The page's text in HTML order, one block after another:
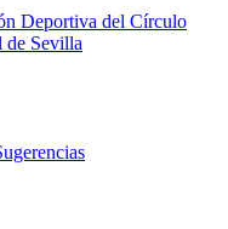
Deportiva del Círculo
de Sevilla